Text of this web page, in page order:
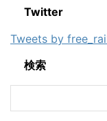
Twitter
Tweets by
検索